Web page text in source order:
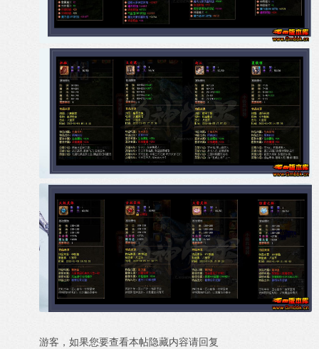
游客，如果您要查看本帖隐藏内容请回复